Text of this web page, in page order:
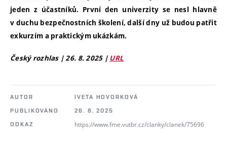
jeden z účastníků. První den univerzity se nesl hlavně
v duchu bezpečnostních školení, další dny už budou patřit
exkurzím a praktickým ukázkám.
Český rozhlas | 26. 8. 2025 | URL
AUTOR
IVETA HOVORKOVÁ
PUBLIKOVÁNO
26. 8. 2025
ODKAZ
https://www.fme.vutbr.cz/clanky/clanek/75696